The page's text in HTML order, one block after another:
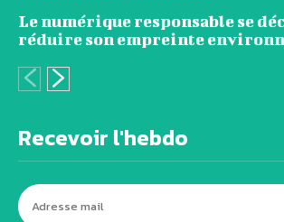
Le numérique responsable se
réduire son empreinte
Recevoir l'hebdo